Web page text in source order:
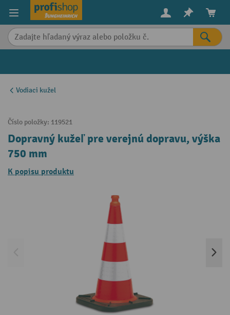
content
Vodiaci kužel
Číslo položky: 119521
Dopravný kužeľ pre verejnú dopravu, výška
750 mm
K popisu produktu